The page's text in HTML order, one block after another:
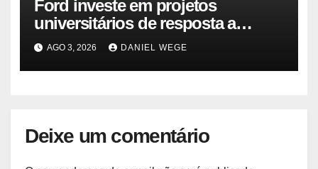
Ford investe em projetos
universitários de resposta a
desastres e emergências no Brasil
AGO 3, 2026 DANIEL WEGE
Deixe um comentário